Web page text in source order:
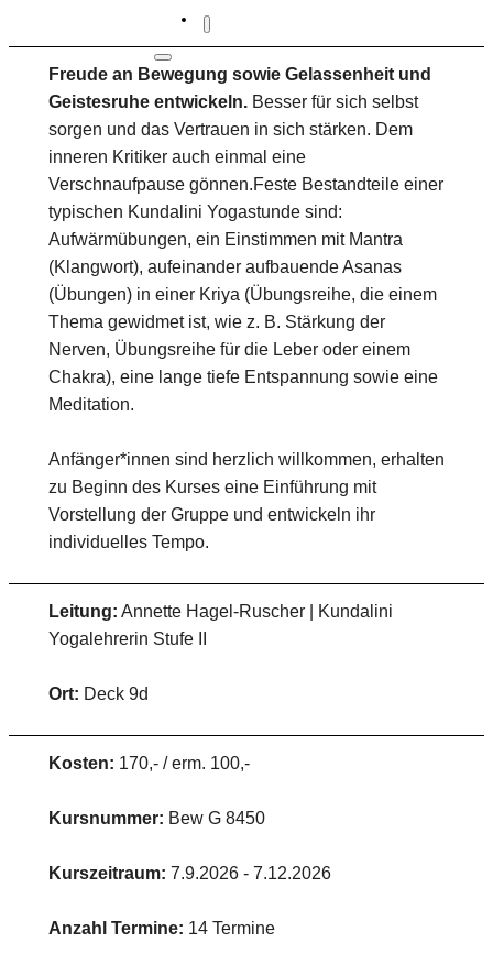
Freude an Bewegung sowie Gelassenheit und
Geistesruhe entwickeln. Besser für sich selbst
sorgen und das Vertrauen in sich stärken. Dem
inneren Kritiker auch einmal eine
Verschnaufpause gönnen.Feste Bestandteile einer
typischen Kundalini Yogastunde sind:
Aufwärmübungen, ein Einstimmen mit Mantra
(Klangwort), aufeinander aufbauende Asanas
(Übungen) in einer Kriya (Übungsreihe, die einem
Thema gewidmet ist, wie z. B. Stärkung der
Nerven, Übungsreihe für die Leber oder einem
Chakra), eine lange tiefe Entspannung sowie eine
Meditation.
Anfänger*innen sind herzlich willkommen, erhalten
zu Beginn des Kurses eine Einführung mit
Vorstellung der Gruppe und entwickeln ihr
individuelles Tempo.
Leitung: Annette Hagel-Ruscher | Kundalini
Yogalehrerin Stufe II
Ort: Deck 9d
Kosten: 170,- / erm. 100,-
Kursnummer: Bew G 8450
Kurszeitraum: 7.9.2026 - 7.12.2026
Anzahl Termine: 14 Termine